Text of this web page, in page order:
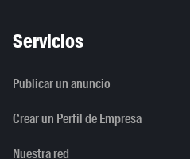
Servicios
Publicar un anuncio
Crear un Perfil de Empresa
Nuestra red